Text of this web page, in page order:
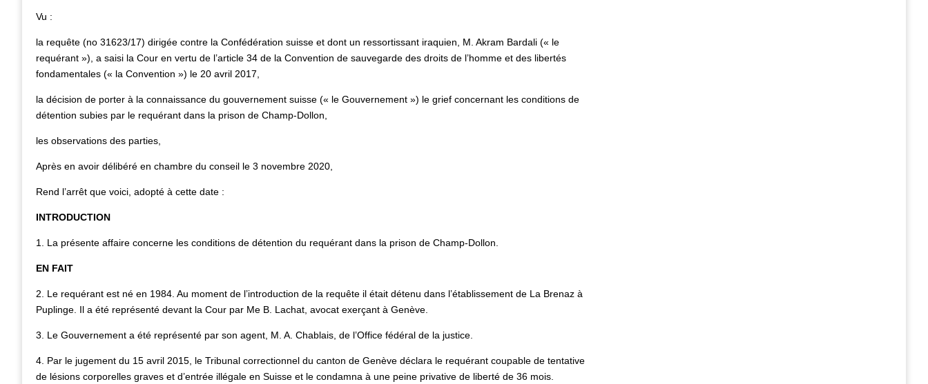
Vu :
la requête (no 31623/17) dirigée contre la Confédération suisse et dont un ressortissant iraquien, M. Akram Bardali (« le
requérant »), a saisi la Cour en vertu de l’article 34 de la Convention de sauvegarde des droits de l’homme et des libertés
fondamentales (« la Convention ») le 20 avril 2017,
la décision de porter à la connaissance du gouvernement suisse (« le Gouvernement ») le grief concernant les conditions de
détention subies par le requérant dans la prison de Champ-Dollon,
les observations des parties,
Après en avoir délibéré en chambre du conseil le 3 novembre 2020,
Rend l’arrêt que voici, adopté à cette date :
INTRODUCTION
1. La présente affaire concerne les conditions de détention du requérant dans la prison de Champ-Dollon.
EN FAIT
2. Le requérant est né en 1984. Au moment de l’introduction de la requête il était détenu dans l’établissement de La Brenaz à
Puplinge. Il a été représenté devant la Cour par Me B. Lachat, avocat exerçant à Genève.
3. Le Gouvernement a été représenté par son agent, M. A. Chablais, de l’Office fédéral de la justice.
4. Par le jugement du 15 avril 2015, le Tribunal correctionnel du canton de Genève déclara le requérant coupable de tentative
de lésions corporelles graves et d’entrée illégale en Suisse et le condamna à une peine privative de liberté de 36 mois.